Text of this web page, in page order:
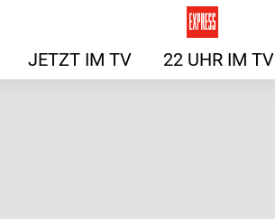
JETZT IM TV 22 UHR IM TV